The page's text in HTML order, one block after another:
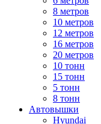
8 метров
10 метров
12 метров
16 метров
20 метров
10 тонн
15 тонн
5 тонн
8 тонн
Автовышки
Hyundai